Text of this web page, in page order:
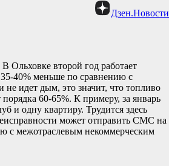
Дзен.Новости
Ольховке второй год работает
35-40% меньше по сравнению с
идет дым, это значит, что топливо
60-65%. К примеру, за январь
и одну квартиру. Трудится здесь
может отправить СМС на
с межотраслевым некоммерческим